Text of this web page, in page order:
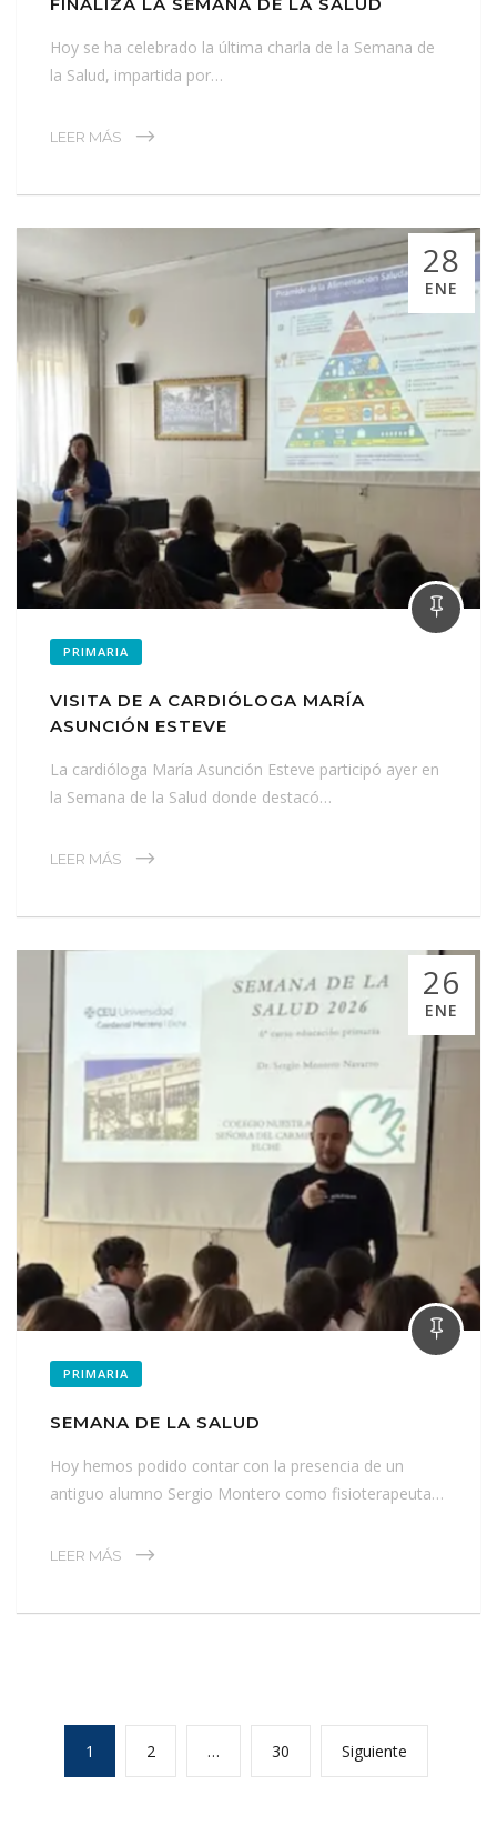
Hoy se ha celebrado la última charla de la Semana de
la Salud, impartida por…
LEER MÁS
28
ENE
PRIMARIA
VISITA DE A CARDIÓLOGA MARÍA
ASUNCIÓN ESTEVE
La cardióloga María Asunción Esteve participó ayer en
la Semana de la Salud donde destacó…
LEER MÁS
26
ENE
PRIMARIA
SEMANA DE LA SALUD
Hoy hemos podido contar con la presencia de un
antiguo alumno Sergio Montero como fisioterapeuta…
LEER MÁS
1 2 … 30 Siguiente